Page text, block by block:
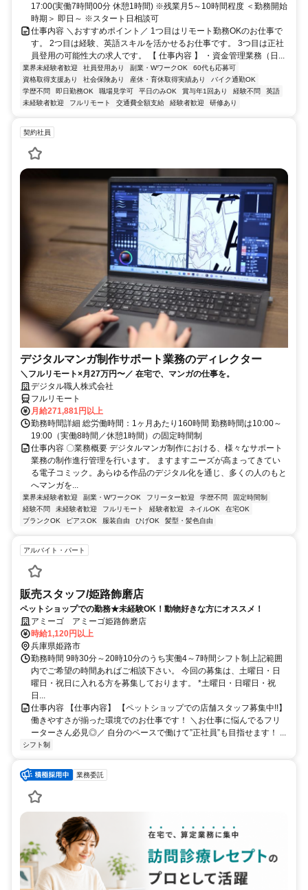
17:00(実働7時間00分 休憩1時間) ※残業月5～10時間程度 ＜勤務開始
時期＞ 即日～ ※スタート日相談可
仕事内容 ＼おすすめポイント／ 1つ目はリモート勤務OKのお仕事で
す。 2つ目は経験、英語スキルを活かせるお仕事です。 3つ目は正社
員登用の可能性大の求人です。 【 仕事内容 】 ・資金管理業務（日...
業界未経験者歓迎 社員登用あり 副業・WワークOK
60代も応募可
資格取得支援あり
社会保険あり 産休・育休取得実績あり
バイク通勤OK
学歴不問
即日勤務OK 職場見学可 平日のみOK 賞与年1回あり 経験不問
英語
未経験者歓迎
フルリモート 交通費全額支給 経験者歓迎 研修あり
契約社員
デジタルマンガ制作サポート業務のディレクター
＼フルリモート×月27万円〜／ 在宅で、マンガの仕事を。
デジタル職人株式会社
フルリモート
月給271,881円以上
勤務時間詳細 総労働時間：1ヶ月あたり160時間 勤務時間は10:00～
19:00（実働8時間／休憩1時間）の固定時間制
仕事内容 〇業務概要 デジタルマンガ制作における、様々なサポート
業務の制作進行管理を行います。 ますますニーズが高まってきてい
る電子コミック。あらゆる作品のデジタル化を通じ、多くの人のもと
へマンガを...
業界未経験者歓迎 副業・WワークOK フリーター歓迎 学歴不問
固定時間制
経験不問
未経験者歓迎 フルリモート 経験者歓迎 ネイルOK
在宅OK
ブランクOK
ピアスOK 服装自由 ひげOK 髪型・髪色自由
アルバイト・パート
販売スタッフ/姫路飾磨店
ペットショップでの勤務★未経験OK！動物好きな方にオススメ！
アミーゴ アミーゴ姫路飾磨店
時給1,120円以上
兵庫県姫路市
勤務時間 9時30分～20時10分のうち実働4～7時間シフト制上記範囲
内でご希望の時間あればご相談下さい。 今回の募集は、土曜日・日
曜日・祝日に入れる方を募集しております。 *土曜日・日曜日・祝
日...
仕事内容 【仕事内容】 【ペットショップでの店舗スタッフ募集中!!】
働きやすさが揃った環境でのお仕事です！ ＼お仕事に悩んでるフリ
ーターさん必見◎／ 自分のペースで働けて”正社員”も目指せます！ ...
シフト制
業務委託